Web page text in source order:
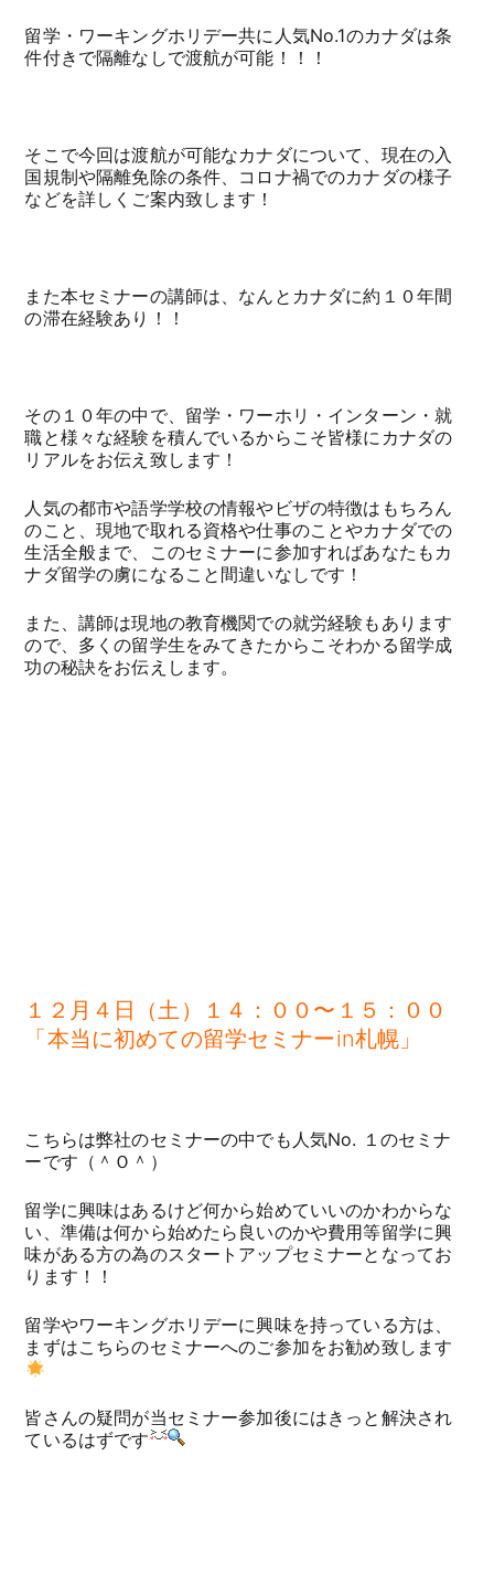
留学・ワーキングホリデー共に人気No.1のカナダは条
件付きで隔離なしで渡航が可能！！！
そこで今回は渡航が可能なカナダについて、現在の入
国規制や隔離免除の条件、コロナ禍でのカナダの様子
などを詳しくご案内致します！
また本セミナーの講師は、なんとカナダに約１０年間
の滞在経験あり！！
その１０年の中で、留学・ワーホリ・インターン・就
職と様々な経験を積んでいるからこそ皆様にカナダの
リアルをお伝え致します！
人気の都市や語学学校の情報やビザの特徴はもちろん
のこと、現地で取れる資格や仕事のことやカナダでの
生活全般まで、このセミナーに参加すればあなたもカ
ナダ留学の虜になること間違いなしです！
また、講師は現地の教育機関での就労経験もあります
ので、多くの留学生をみてきたからこそわかる留学成
功の秘訣をお伝えします。
１２月４日（土）１４：００〜１５：００
「本当に初めての留学セミナーin札幌」
こちらは弊社のセミナーの中でも人気No. １のセミナ
ーです（＾Ｏ＾）
留学に興味はあるけど何から始めていいのかわからな
い、準備は何から始めたら良いのかや費用等留学に興
味がある方の為のスタートアップセミナーとなってお
ります！！
留学やワーキングホリデーに興味を持っている方は、
まずはこちらのセミナーへのご参加をお勧め致します
皆さんの疑問が当セミナー参加後にはきっと解決され
ているはずです